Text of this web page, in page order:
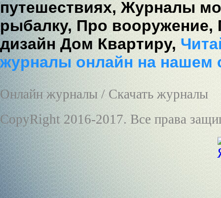
путешествиях, Журналы
рыбалку, Про вооружение,
дизайн Дом Квартиру,
журналы онлайн на нашем
Онлайн журналы / Скачать журналы
CopyRight 2016-2017. Все права